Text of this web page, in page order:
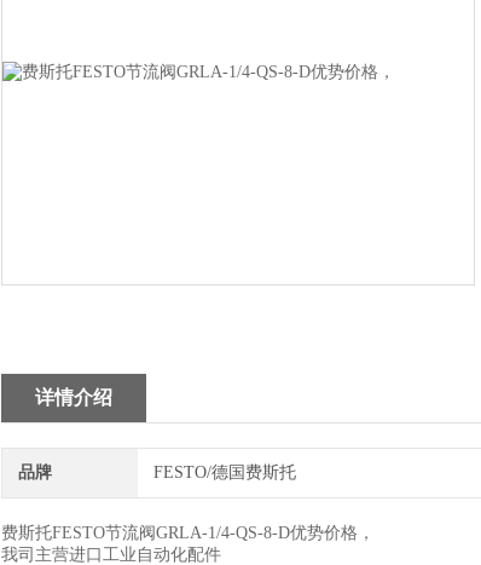
详情介绍
品牌 FESTO/德国费斯托
费斯托FESTO节流阀GRLA-1/4-QS-8-D优势价格，
我司主营进口工业自动化配件